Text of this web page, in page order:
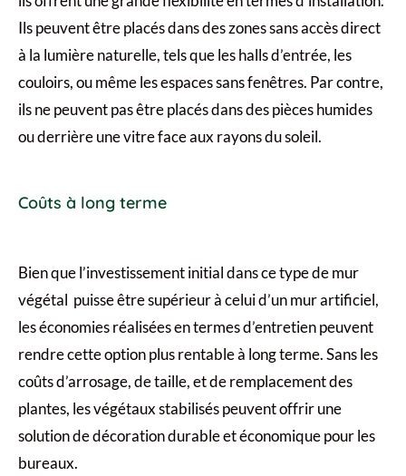
Ils peuvent être placés dans des zones sans accès direct
à la lumière naturelle, tels que les halls d’entrée, les
couloirs, ou même les espaces sans fenêtres. Par contre,
ils ne peuvent pas être placés dans des pièces humides
ou derrière une vitre face aux rayons du soleil.
Coûts à long terme
Bien que l’investissement initial dans ce type de mur
végétal puisse être supérieur à celui d’un mur artificiel,
les économies réalisées en termes d’entretien peuvent
rendre cette option plus rentable à long terme. Sans les
coûts d’arrosage, de taille, et de remplacement des
plantes, les végétaux stabilisés peuvent offrir une
solution de décoration durable et économique pour les
bureaux.